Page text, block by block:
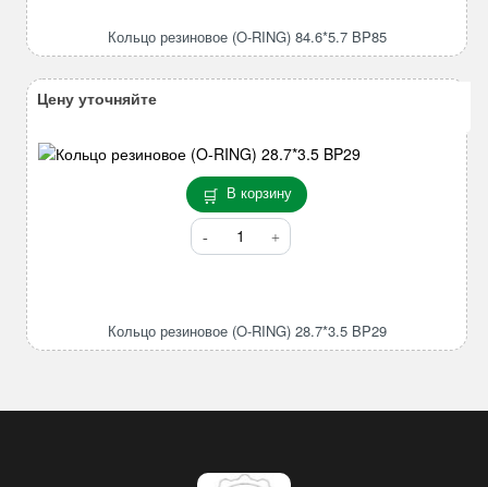
RING)
Кольцо резиновое (O-RING) 84.6*5.7 BP85
В корзину
Количество
товара
RING)
Кольцо резиновое (O-RING) 28.7*3.5 BP29
Цену уточняйте